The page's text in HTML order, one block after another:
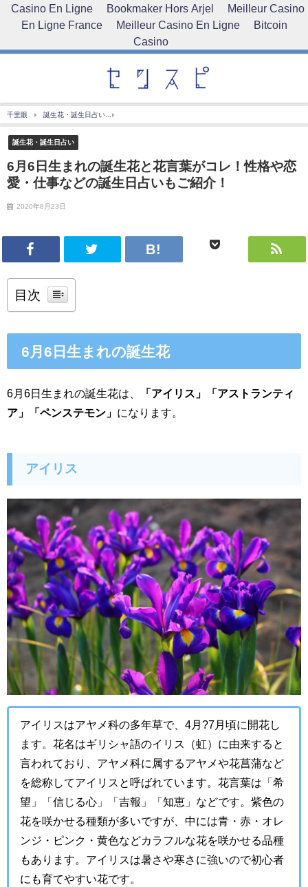
Casino En Ligne Bookmaker Hors Arjel
Meilleur Casino
En Ligne France
Meilleur Casino En Ligne
Bitcoin
Casino
千里眼 誕生花・誕生日占い
誕生花・誕生日占い
6月6日生まれの誕生花と花言葉がコレ！性格や恋
愛・仕事などの誕生日占いもご紹介！
2020年8月23日
目次
6月6日生まれの誕生花
6月6日生まれの誕生花は、
「アイリス」「アストランティ
ア」「ペンステモン」 になります。
アイリス
アイリスはアヤメ科の多年草で、4月?7月頃に開花し
ます。花名はギリシャ語のイリス（虹）に由来すると
言われており、アヤメ科に属するアヤメや花菖蒲など
を総称してアイリスと呼ばれています。花言葉は「希
望」「信じる心」「吉報」「知恵」などです。紫色の
花を咲かせる種類が多いですが、中には青・赤・オレ
ンジ・ピンク・黄色などカラフルな花を咲かせる品種
もあります。アイリスは暑さや寒さに強いので初心者
にも育てやすい花です。